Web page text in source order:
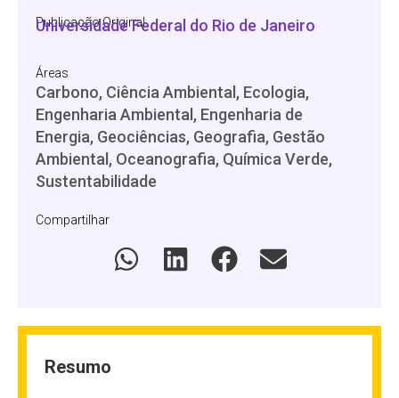
Publicação Original
Universidade Federal do Rio de Janeiro
Áreas
Carbono, Ciência Ambiental, Ecologia,
Engenharia Ambiental, Engenharia de
Energia, Geociências, Geografia, Gestão
Ambiental, Oceanografia, Química Verde,
Sustentabilidade
Compartilhar
Resumo